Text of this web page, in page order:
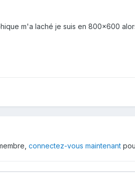
m'a laché je suis en 800x600
connectez-vous maintenant